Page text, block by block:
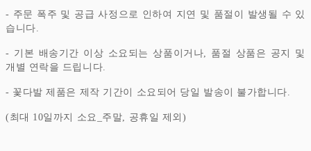
- 주문 폭주 및 공급 사정으로 인하여 지연 및 품절이 발생될 수 있
습니다.
- 기본 배송기간 이상 소요되는 상품이거나, 품절 상품은 공지 및
개별 연락을 드립니다.
- 꽃다발 제품은 제작 기간이 소요되어 당일 발송이 불가합니다.
(최대 10일까지 소요_주말, 공휴일 제외)